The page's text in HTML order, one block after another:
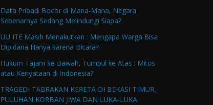
Data Pribadi Bocor di Mana-Mana, Negara
Sebenarnya Sedang Melindungi Siapa?
UU ITE Masih Menakutkan : Mengapa Warga Bisa
Dipidana Hanya karena Bicara?
Hukum Tajam ke Bawah, Tumpul ke Atas : Mitos
atau Kenyataan di Indonesia?
TRAGEDI TABRAKAN KERETA DI BEKASI TIMUR,
PULUHAN KORBAN JIWA DAN LUKA-LUKA